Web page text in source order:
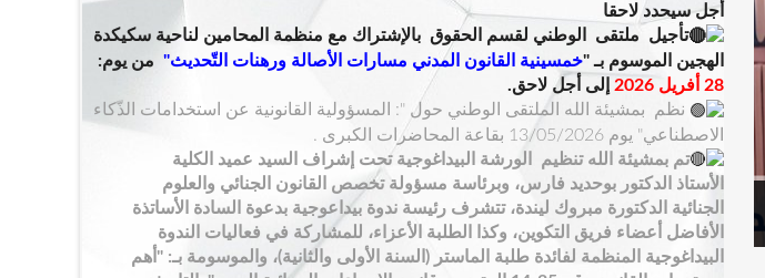
أجل سيحدد لاحقا
تأجيل ملتقى الوطني لقسم الحقوق بالإشتراك مع منظمة المحامين لناحية سكيكدة
الهجين الموسوم بـ "خمسينية القانون المدني مسارات الأصالة ورهنات التّحديث" من يوم:
28 أفريل 2026
إلى أجل لاحق.
نظم بمشيئة الله الملتقى الوطني حول ": المسؤولية القانونية عن استخدامات الذّكاء
الاصطناعي" يوم 13/05/2026 بقاعة المحاضرات الكبرى .
تم بمشيئة الله تنظيم الورشة البيداغوجيةتحت إشراف السيد عميد الكلية
الأستاذ الدكتور بوحديد فارس، وبرئاسة مسؤولة تخصص القانون الجنائي والعلوم
الجنائية الدكتورة مبروك ليندة، تتشرف رئيسة ندوة بيداعوجية بدعوة السادة الأساتذة
الأفاضل أعضاء فريق التكوين، وكذا الطلبة الأعزاء، للمشاركة في فعاليات الندوة
البيداغوجية المنظمة لفائدة طلبة الماستر (السنة الأولى والثانية)، والموسومة بـ: "أهم